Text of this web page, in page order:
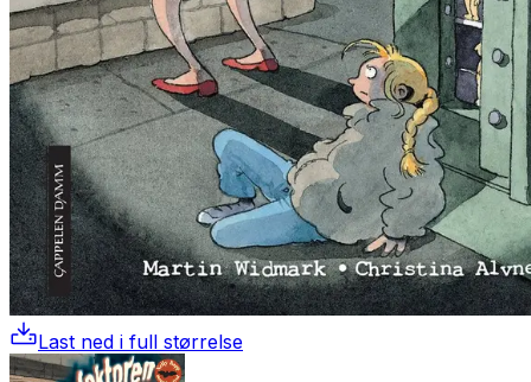
Last ned i full størrelse